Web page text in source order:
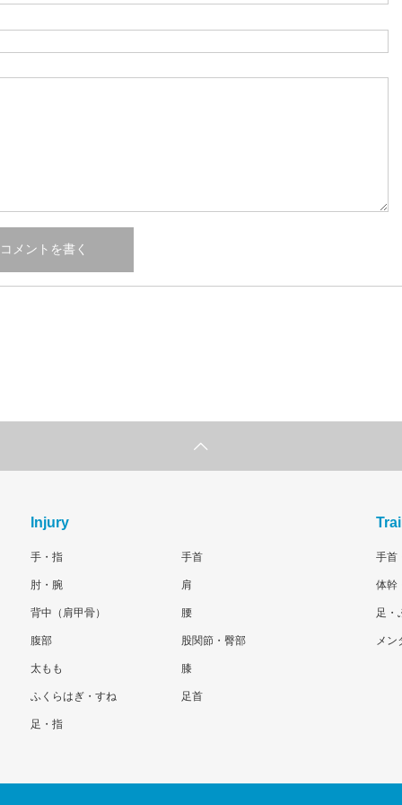
Injury
手・指
肘・腕
背中（肩甲骨）
腹部
太もも
ふくらはぎ・すね
足・指
手首
肩
腰
股関節・臀部
膝
足首
手首
体幹
足・
メン